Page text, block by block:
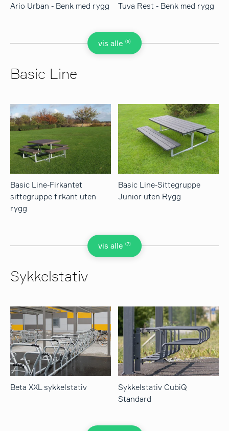
vis alle (5)
Ario Urban - Benk med rygg Tuva Rest - Benk med rygg
Basic Line
vis alle (7)
Basic Line-Firkantet
sittegruppe firkant uten
rygg
Basic Line-Sittegruppe
Junior uten Rygg
Sykkelstativ
Beta XXL sykkelstativ
Sykkelstativ CubiQ
Standard